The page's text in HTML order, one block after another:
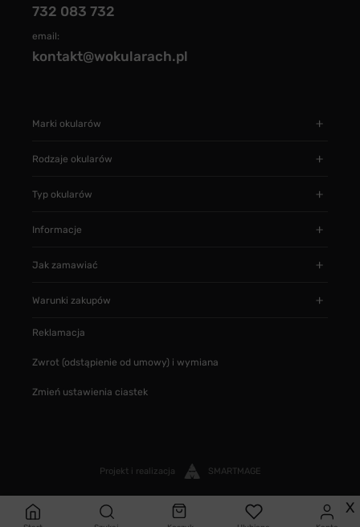
732 083 732
email:
kontakt@wokularach.pl
Marki okularów
Rodzaje okularów
Typ okularów
Informacje
Jak zamawiać
Warunki zakupów
Reklamacja
Zwrot (odstąpienie od umowy) i wymiana
Zmień ustawienia ciastek
Projekt i realizacja SMARTMAGE
X